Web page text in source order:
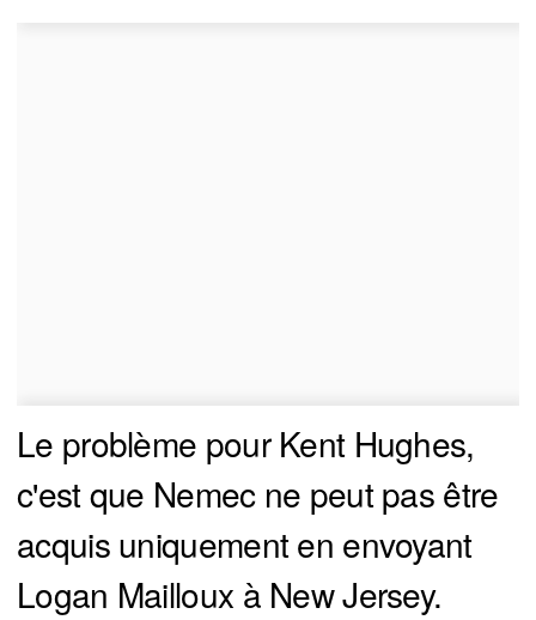
Le problème pour Kent Hughes,
c'est que Nemec ne peut pas être
acquis uniquement en envoyant
Logan Mailloux à New Jersey.